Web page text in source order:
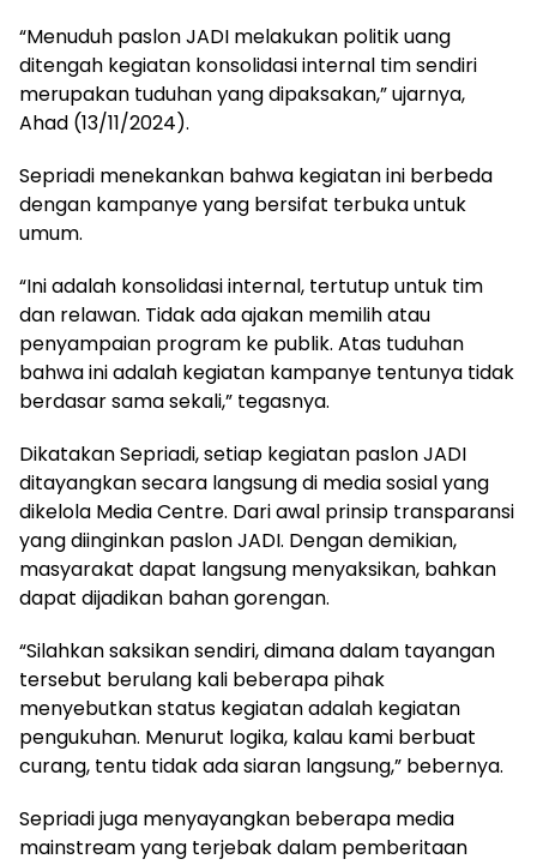
“Menuduh paslon JADI melakukan politik uang
ditengah kegiatan konsolidasi internal tim sendiri
merupakan tuduhan yang dipaksakan,” ujarnya,
Ahad (13/11/2024).
Sepriadi menekankan bahwa kegiatan ini berbeda
dengan kampanye yang bersifat terbuka untuk
umum.
“Ini adalah konsolidasi internal, tertutup untuk tim
dan relawan. Tidak ada ajakan memilih atau
penyampaian program ke publik. Atas tuduhan
bahwa ini adalah kegiatan kampanye tentunya tidak
berdasar sama sekali,” tegasnya.
Dikatakan Sepriadi, setiap kegiatan paslon JADI
ditayangkan secara langsung di media sosial yang
dikelola Media Centre. Dari awal prinsip transparansi
yang diinginkan paslon JADI. Dengan demikian,
masyarakat dapat langsung menyaksikan, bahkan
dapat dijadikan bahan gorengan.
“Silahkan saksikan sendiri, dimana dalam tayangan
tersebut berulang kali beberapa pihak
menyebutkan status kegiatan adalah kegiatan
pengukuhan. Menurut logika, kalau kami berbuat
curang, tentu tidak ada siaran langsung,” bebernya.
Sepriadi juga menyayangkan beberapa media
mainstream yang terjebak dalam pemberitaan